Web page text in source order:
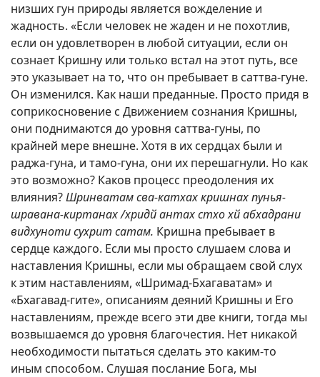
низших гун природы является вожделение и
жадность. «Если человек не жаден и не похотлив,
если он удовлетворен в любой ситуации, если он
сознает Кришну или только встал на этот путь, все
это указывает на то, что он пребывает в саттва-гуне.
Он изменился. Как наши преданные. Просто придя в
соприкосновение с Движением сознания Кришны,
они поднимаются до уровня саттва-гуны, по
крайней мере внешне. Хотя в их сердцах были и
раджа-гуна, и тамо-гуна, они их перешагнули. Но как
это возможно? Каков процесс преодоления их
влияния?Шринватам сва-катхах кришнах пунья-
шравана-киртанах /хридй антах стхо хй абхадрани
видхуноти сухрит сатам. Кришна пребывает в
сердце каждого. Если мы просто слушаем слова и
наставления Кришны, если мы обращаем свой слух
к этим наставлениям, «Шримад-Бхагаватам» и
«Бхагавад-гите», описаниям деяний Кришны и Его
наставлениям, прежде всего эти две книги, тогда мы
возвышаемся до уровня благочестия. Нет никакой
необходимости пытаться сделать это каким-то
иным способом. Слушая послание Бога, мы